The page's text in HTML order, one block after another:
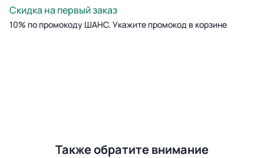
Скидка на первый заказ
10% по промокоду ШАНС. Укажите промокод в корзине
Также обратите внимание